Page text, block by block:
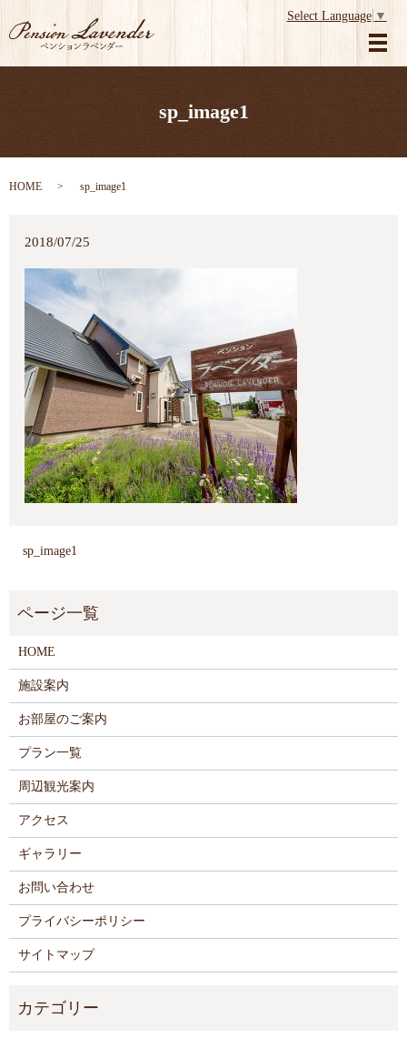
Select Language ▼
メ
sp_image1
HOME sp_image1
2018/07/25
sp_image1
HOME
施設案内
お部屋のご案内
プラン一覧
周辺観光案内
アクセス
ギャラリー
お問い合わせ
プライバシーポリシー
サイトマップ